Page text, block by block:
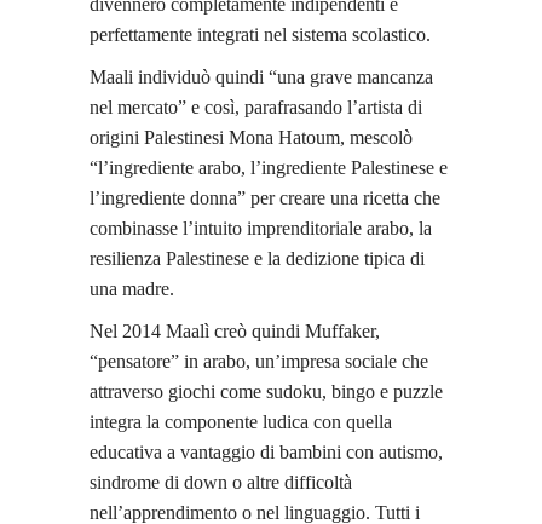
divennero completamente indipendenti e
perfettamente integrati nel sistema scolastico.
Maali individuò quindi “una grave mancanza
nel mercato” e così, parafrasando l’artista di
origini Palestinesi Mona Hatoum, mescolò
“l’ingrediente arabo, l’ingrediente Palestinese e
l’ingrediente donna” per creare una ricetta che
combinasse l’intuito imprenditoriale arabo, la
resilienza Palestinese e la dedizione tipica di
una madre.
Nel 2014 Maalì creò quindi Muffaker,
“pensatore” in arabo, un’impresa sociale che
attraverso giochi come sudoku, bingo e puzzle
integra la componente ludica con quella
educativa a vantaggio di bambini con autismo,
sindrome di down o altre difficoltà
nell’apprendimento o nel linguaggio. Tutti i